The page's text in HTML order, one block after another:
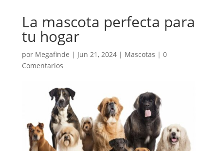
La mascota perfecta para
tu hogar
por Megafinde | Jun 21, 2024| Mascotas | 0
Comentarios